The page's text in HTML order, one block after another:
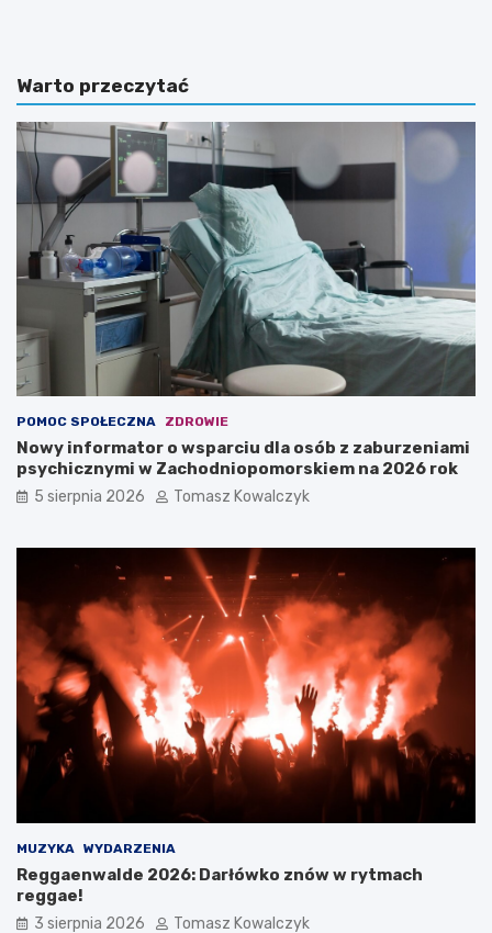
Warto przeczytać
POMOC SPOŁECZNA ZDROWIE
Nowy informator o wsparciu dla osób z zaburzeniami
psychicznymi w Zachodniopomorskiem na 2026 rok
5 sierpnia 2026 Tomasz Kowalczyk
MUZYKA WYDARZENIA
Reggaenwalde 2026: Darłówko znów w rytmach
reggae!
3 sierpnia 2026 Tomasz Kowalczyk